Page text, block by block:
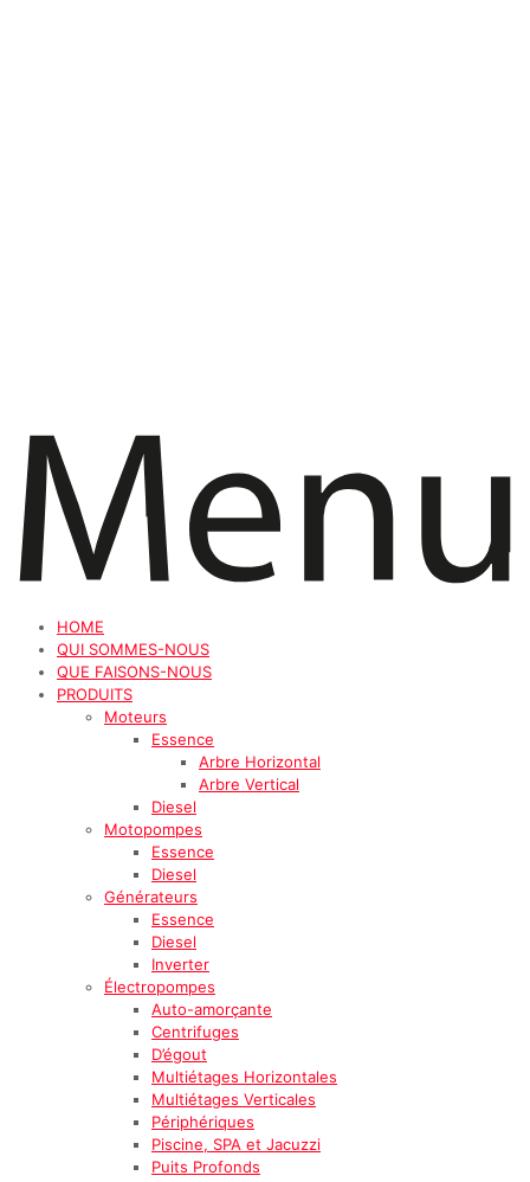
HOME
QUI SOMMES-NOUS
QUE FAISONS-NOUS
PRODUITS
Moteurs
Essence
Arbre Horizontal
Arbre Vertical
Diesel
Motopompes
Essence
Diesel
Générateurs
Essence
Diesel
Inverter
Électropompes
Auto-amorçante
Centrifuges
D’égout
Multiétages Horizontales
Multiétages Verticales
Périphériques
Piscine, SPA et Jacuzzi
Puits Profonds